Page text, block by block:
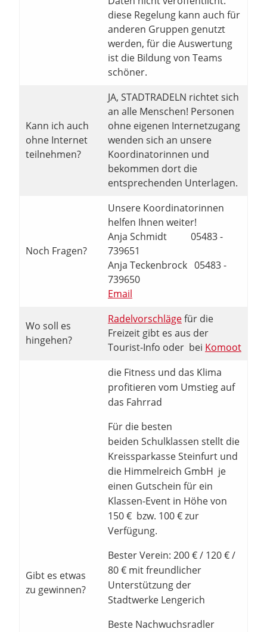
diese Regelung kann auch für
anderen Gruppen genutzt
werden, für die Auswertung
ist die Bildung von Teams
schöner.
Kann ich auch
ohne Internet
teilnehmen?
JA, STADTRADELN richtet sich
an alle Menschen! Personen
ohne eigenen Internetzugang
wenden sich an unsere
Koordinatorinnen und
bekommen dort die
entsprechenden Unterlagen.
Noch Fragen?
Unsere Koordinatorinnen
helfen Ihnen weiter!
Anja Schmidt 05483 -
739651
Anja Teckenbrock 05483 -
739650
Email
Wo soll es
hingehen?
Radelvorschlägefür die
Freizeit gibt es aus der
Tourist-Info oder bei Komoot
Gibt es etwas
zu gewinnen?
die Fitness und das Klima
profitieren vom Umstieg auf
das Fahrrad
Für die besten
beiden Schulklassen stellt die
Kreissparkasse Steinfurt und
die Himmelreich GmbH je
einen Gutschein für ein
Klassen-Event in Höhe von
150 € bzw. 100 € zur
Verfügung.
Bester Verein: 200 € / 120 € /
80 € mit freundlicher
Unterstützung der
Stadtwerke Lengerich
Beste Nachwuchsradler